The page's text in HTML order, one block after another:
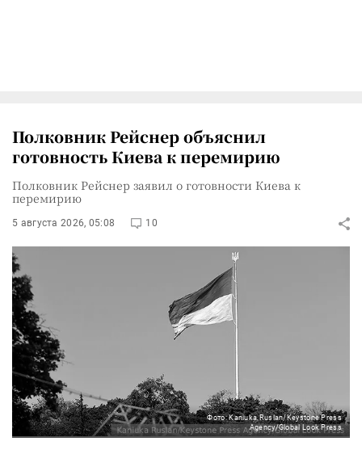
Полковник Рейснер объяснил
готовность Киева к перемирию
Полковник Рейснер заявил о готовности Киева к
перемирию
5 августа 2026, 05:08 10
Фото: Kaniuka Ruslan/Keystone Press
Agency/Global Look Press